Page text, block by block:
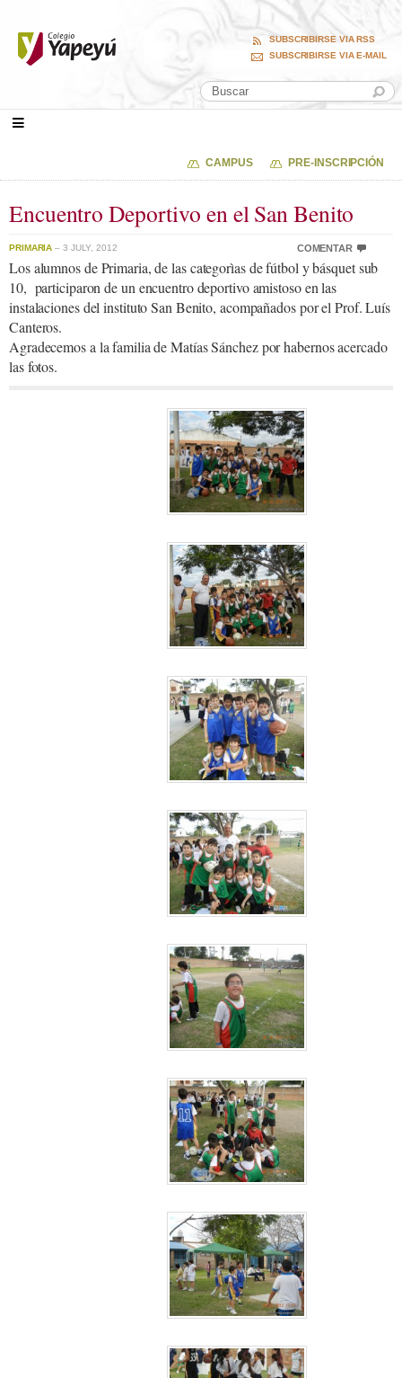
SUBSCRIBIRSE VIA RSS
SUBSCRIBIRSE VIA E-MAIL
CAMPUS PRE-INSCRIPCIÓN
Encuentro Deportivo en el San Benito
PRIMARIA – 3 JULY, 2012 COMENTAR
Los alumnos de Primaria, de las categorìas de fútbol y básquet sub
10, participaron de un encuentro deportivo amistoso en las
instalaciones del instituto San Benito, acompañados por el Prof. Luís
Canteros.
Agradecemos a la familia de Matías Sánchez por habernos acercado
las fotos.